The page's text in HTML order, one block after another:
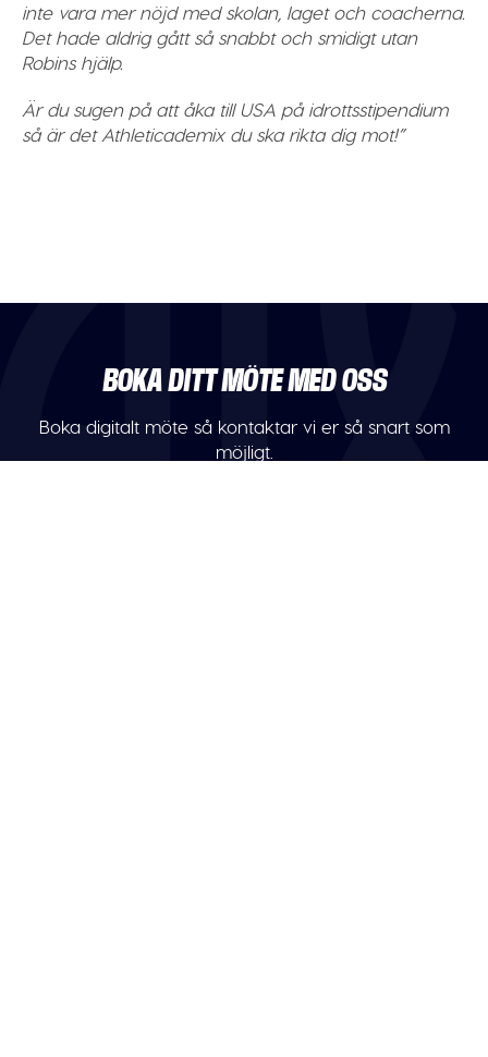
inte vara mer nöjd med skolan, laget och coacherna.
Det hade aldrig gått så snabbt och smidigt utan
Robins hjälp.
Är du sugen på att åka till USA på idrottsstipendium
så är det Athleticademix du ska rikta dig mot!”
BOKA DITT MÖTE MED OSS
Boka digitalt möte så kontaktar vi er så snart som
möjligt.